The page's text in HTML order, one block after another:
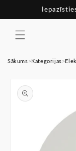
saturu
Sākums>Kategorijas>
produkta
informāciju